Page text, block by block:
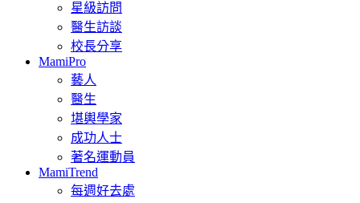
星級訪問
醫生訪談
校長分享
MamiPro
藝人
醫生
堪輿學家
成功人士
著名運動員
MamiTrend
每週好去處